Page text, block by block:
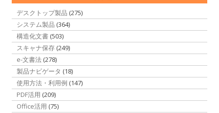
デスクトップ製品 (275)
システム製品 (364)
構造化文書 (503)
スキャナ保存 (249)
e-文書法 (278)
製品ナビゲータ (18)
使用方法・利用例 (147)
PDF活用 (209)
Office活用 (75)